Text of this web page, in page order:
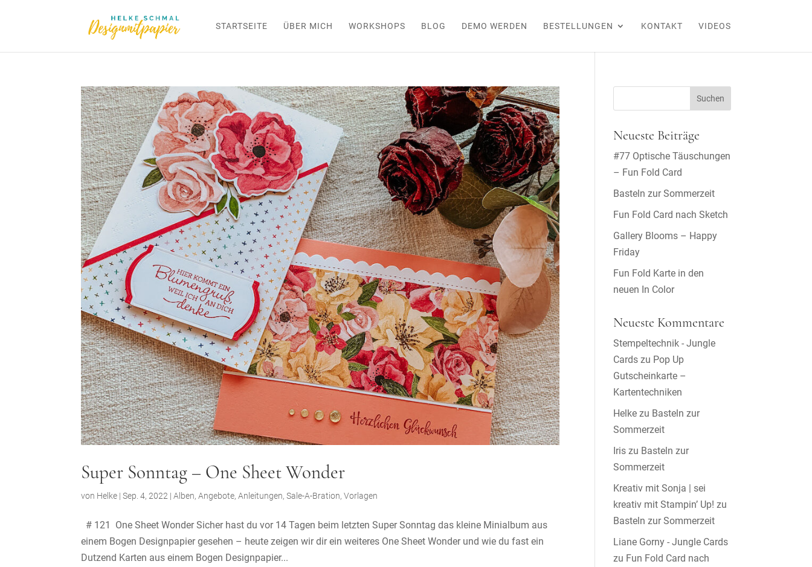
STARTSEITE ÜBER MICH WORKSHOPS BLOG DEMO WERDEN BESTELLUNGEN KONTAKT VIDEOS
Super Sonntag – One Sheet Wonder
von Helke |Sep. 4, 2022 |Alben,Angebote,Anleitungen,Sale-A-Bration,Vorlagen
# 121 One Sheet Wonder Sicher hast du vor 14 Tagen beim letzten Super Sonntag das kleine Minialbum aus
einem Bogen Designpapier gesehen – heute zeigen wir dir ein weiteres One Sheet Wonder und wie du fast ein
Dutzend Karten aus einem Bogen Designpapier...
Neueste Beiträge
#77 Optische Täuschungen
– Fun Fold Card
Basteln zur Sommerzeit
Fun Fold Card nach Sketch
Gallery Blooms – Happy
Friday
Fun Fold Karte in den
neuen In Color
Neueste Kommentare
Stempeltechnik - Jungle
Cards zu Pop Up
Gutscheinkarte –
Kartentechniken
Helke zu Basteln zur
Sommerzeit
Iris zu Basteln zur
Sommerzeit
Kreativ mit Sonja | sei
kreativ mit Stampin’ Up! zu
Basteln zur Sommerzeit
Liane Gorny - Jungle Cards
zu Fun Fold Card nach